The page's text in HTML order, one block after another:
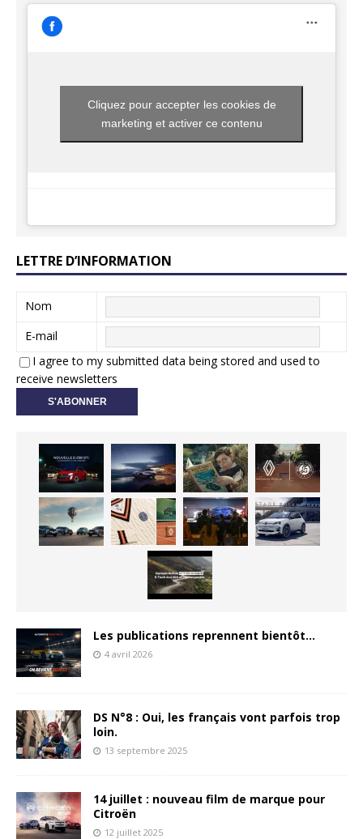
Cliquez pour accepter les cookies de
marketing et activer ce contenu
LETTRE D’INFORMATION
Nom
E-mail
I agree to my submitted data being stored and used to
receive newsletters
Les publications reprennent bientôt…
4 avril 2026
DS N°8 : Oui, les français vont parfois trop
loin.
13 septembre 2025
14 juillet : nouveau film de marque pour
Citroën
12 juillet 2025